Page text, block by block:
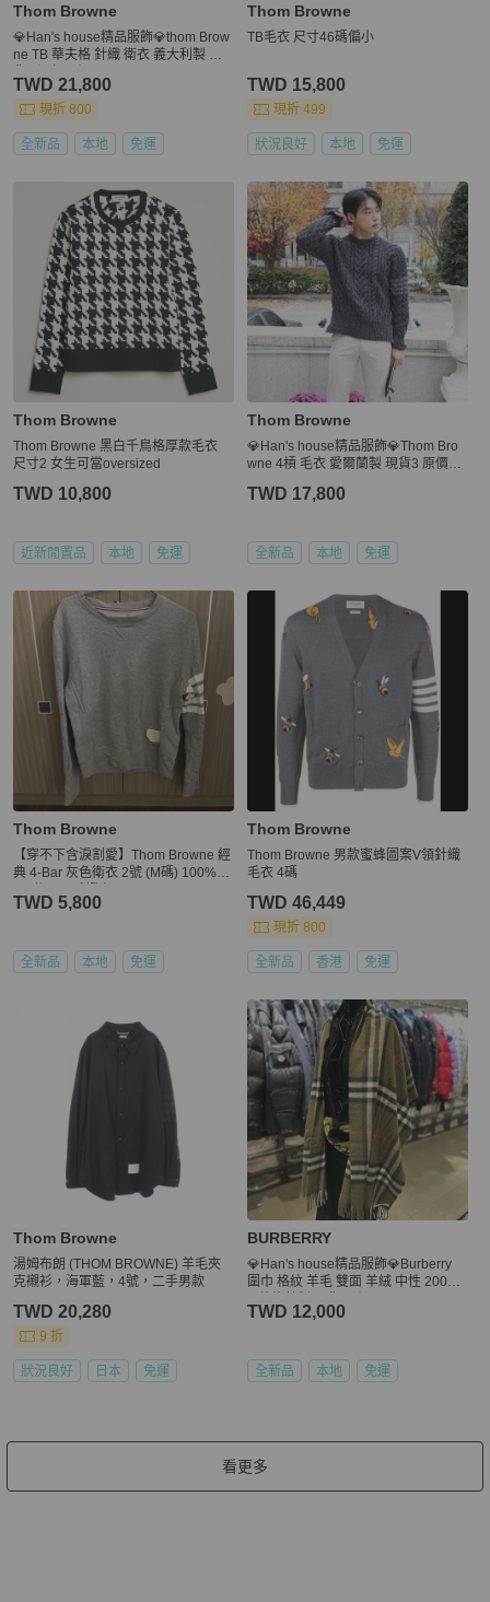
Thom Browne
💎Han's house精品服飾💎thom Brow
ne TB 華夫格 針織 衛衣 義大利製 現
TWD 21,800
現折 800
全新品 本地 免運
Thom Browne
TB毛衣 尺寸46碼偏小
TWD 15,800
現折 499
狀況良好 本地 免運
Thom Browne
Thom Browne 黑白千鳥格厚款毛衣
尺寸2 女生可當oversized
TWD 10,800
近新閒置品 本地 免運
Thom Browne
💎Han's house精品服飾💎Thom Bro
wne 4槓 毛衣 愛爾蘭製 現貨3 原價25
TWD 17,800
全新品 本地 免運
Thom Browne
【穿不下含淚割愛】Thom Browne 經
典 4-Bar 灰色衛衣 2號 (M碼) 100%正
TWD 5,800
全新品 本地 免運
Thom Browne
Thom Browne 男款蜜蜂圖案V領針織
毛衣 4碼
TWD 46,449
現折 800
全新品 香港 免運
Thom Browne
湯姆布朗 (THOM BROWNE) 羊毛夾
克襯衫，海軍藍，4號，二手男款
TWD 20,280
9 折
狀況良好 日本 免運
BURBERRY
💎Han's house精品服飾💎Burberry
圍巾 格紋 羊毛 雙面 羊絨 中性 200X5
TWD 12,000
全新品 本地 免運
看更多